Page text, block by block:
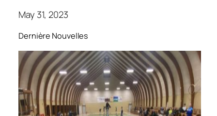
May 31, 2023
Dernière Nouvelles